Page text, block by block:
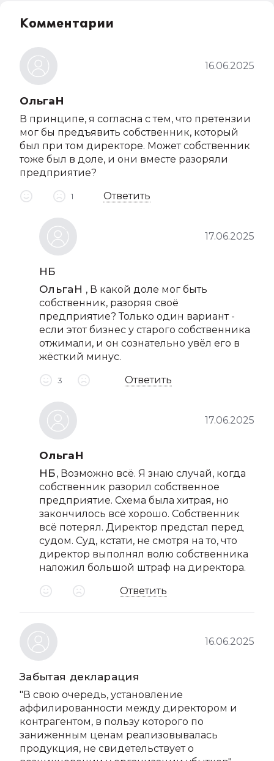
Комментарии
ОльгаН
16.06.2025
В принципе, я согласна с тем, что претензии
мог бы предъявить собственник, который
был при том директоре. Может собственник
тоже был в доле, и они вместе разоряли
предприятие?
1 Ответить
НБ
17.06.2025
ОльгаН , В какой доле мог быть
собственник, разоряя своё
предприятие? Только один вариант -
если этот бизнес у старого собственника
отжимали, и он сознательно увёл его в
жёсткий минус.
3 Ответить
ОльгаН
17.06.2025
НБ, Возможно всё. Я знаю случай, когда
собственник разорил собственное
предприятие. Схема была хитрая, но
закончилось всё хорошо. Собственник
всё потерял. Директор предстал перед
судом. Суд, кстати, не смотря на то, что
директор выполнял волю собственника
наложил большой штраф на директора.
Ответить
Забытая декларация
16.06.2025
"В свою очередь, установление
аффилированности между директором и
контрагентом, в пользу которого по
заниженным ценам реализовывалась
продукция, не свидетельствует о